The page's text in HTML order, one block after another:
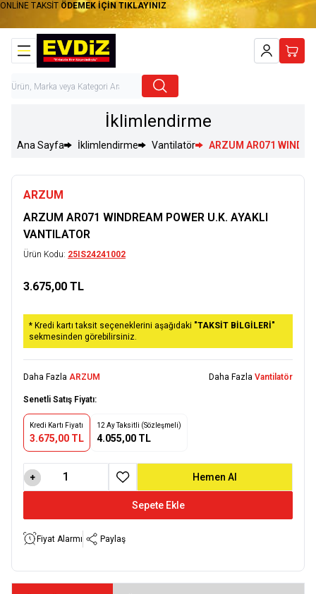
ONLİNE TAKSİT ÖDEMEK İÇİN TIKLAYINIZ
Hesabım
İklimlendirme
Ana Sayfa İklimlendirme Vantilatör ARZUM AR071
ARZUM
ARZUM AR071 WINDREAM POWER U.K. AYAKLI
VANTILATOR
Ürün Kodu: 25IS24241002
3.675,00 TL
* Kredi kartı taksit seçeneklerini aşağıdaki "TAKSİT BİLGİLERİ"
sekmesinden görebilirsiniz.
Daha Fazla ARZUM Daha Fazla Vantilatör
Senetli Satış Fiyatı:
Kredi Kartı Fiyatı
3.675,00 TL
12 Ay Taksitli (Sözleşmeli)
4.055,00 TL
Sepete Ekle
Hemen Al
Favoriye Ekle
Fiyat Alarmı Paylaş